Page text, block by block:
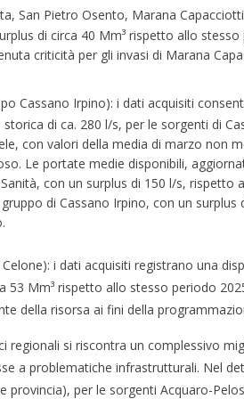
San Pietro Osento, Marana
di circa 40 Mm³ rispetto allo
criticità per gli invasi di Marana
Cassano Irpino): i dati acquisiti
di ca. 280 l/s, per le sorgenti di
con valori della media di marzo non
Le portate medie disponibili,
con un surplus di 150 l/s, rispetto
di Cassano Irpino, con un surplus
i dati acquisiti registrano una
53 Mm³ rispetto allo stesso periodo
della risorsa ai fini della
regionali si riscontra un complessivo
a problematiche infrastrutturali. Nel
provincia), per le sorgenti Acquaro-